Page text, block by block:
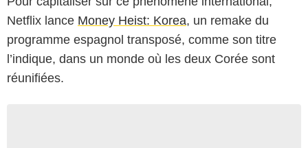
Netflix lance Money Heist: Korea, un remake du
programme espagnol transposé, comme son titre
l’indique, dans un monde où les deux Corée sont
réunifiées.